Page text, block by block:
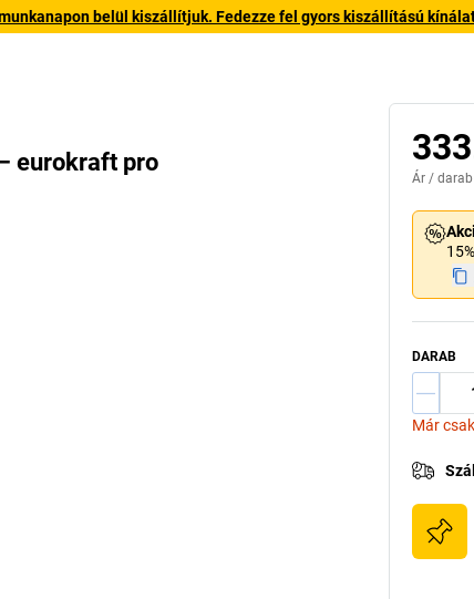
belül kiszállítjuk. Fedezze fel gyors kiszállítású
eurokraft pro
Ár / darab
DARAB
Már